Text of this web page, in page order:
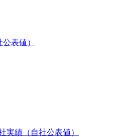
表値）
実績（自社公表値）